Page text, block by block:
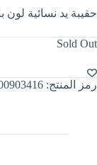
حقيبة يد نسائية لون
Sold Out
رمز المنتج: